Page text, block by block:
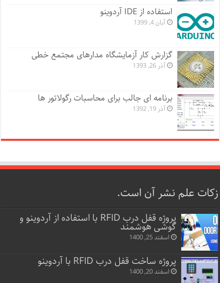
استفاده از IDE آردوینو
آبان 4, 1399
گزارش کار آزمایشگاه مدارهای مجتمع خطی
آذر 26, 1393
برنامه ای جالب برای محاسبات رگولاتور ها
آذر 19, 1392
زکات علم نشر آن است.
پروژه قفل‌ درب RFID با استفاده از آردوینو و
گوشی هوشمند
اسفند 25, 1400
پروژه ساخت قفل‌ درب RFID با آردوینو
اسفند 20, 1400